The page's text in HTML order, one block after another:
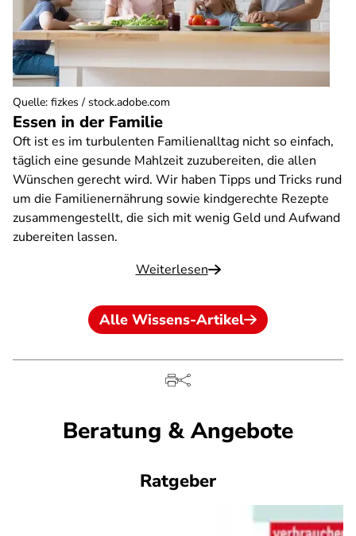
Essen in der Familie
Oft ist es im turbulenten Familienalltag nicht so einfach,
täglich eine gesunde Mahlzeit zuzubereiten, die allen
Wünschen gerecht wird. Wir haben Tipps und Tricks rund
um die Familienernährung sowie kindgerechte Rezepte
zusammengestellt, die sich mit wenig Geld und Aufwand
zubereiten lassen.
Weiterlesen
Quelle: fizkes / stock.adobe.com
Alle Wissens-Artikel
Beratung & Angebote
Ratgeber